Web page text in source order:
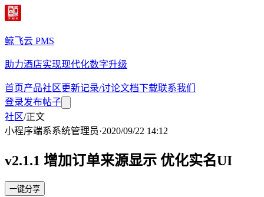
鲸飞云 PMS
助力酒店实现现代化数字升级
首页产品社区更新记录/讨论文档下载联系我们
登录发布帖子
社区/正文
小程序端系系统管理员·2020/09/22 14:12
v2.1.1 增加订单来源显示 优化实名UI
一键分享